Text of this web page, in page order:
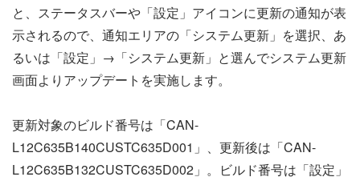
と、ステータスバーや「設定」アイコンに更新の通知が表
示されるので、通知エリアの「システム更新」を選択、あ
るいは「設定」→「システム更新」と選んでシステム更新
画面よりアップデートを実施します。
更新対象のビルド番号は「CAN-
L12C635B140CUSTC635D001」、更新後は「CAN-
L12C635B132CUSTC635D002」。ビルド番号は「設定」